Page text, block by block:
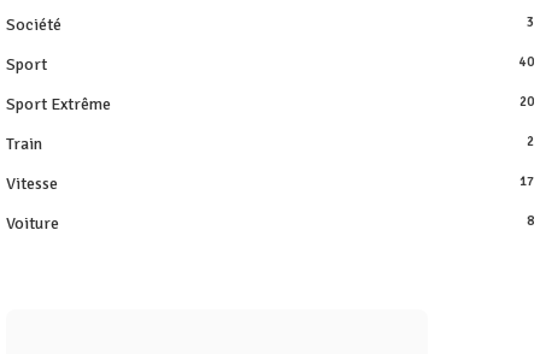
Société 3
Sport 40
Sport Extrême 20
Train 2
Vitesse 17
Voiture 8